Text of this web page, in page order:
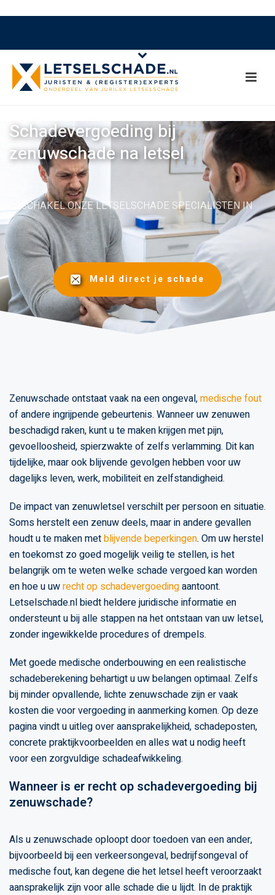
Schadevergoeding bij
zenuwschade na letsel
SCHAKEL ONZE LETSELSCHADE SPECIALISTEN IN.
Meld direct je schade
Zenuwschade ontstaat vaak na een ongeval,medische fout
of andere ingrijpende gebeurtenis. Wanneer uw zenuwen
beschadigd raken, kunt u te maken krijgen met pijn,
gevoelloosheid, spierzwakte of zelfs verlamming. Dit kan
tijdelijke, maar ook blijvende gevolgen hebben voor uw
dagelijks leven, werk, mobiliteit en zelfstandigheid.
De impact van zenuwletsel verschilt per persoon en situatie.
Soms herstelt een zenuw deels, maar in andere gevallen
houdt u te maken metblijvende beperkingen. Om uw herstel
en toekomst zo goed mogelijk veilig te stellen, is het
belangrijk om te weten welke schade vergoed kan worden
en hoe u uwrecht op schadevergoedingaantoont.
Letselschade.nl biedt heldere juridische informatie en
ondersteunt u bij alle stappen na het ontstaan van uw letsel,
zonder ingewikkelde procedures of drempels.
Met goede medische onderbouwing en een realistische
schadeberekening behartigt u uw belangen optimaal. Zelfs
bij minder opvallende, lichte zenuwschade zijn er vaak
kosten die voor vergoeding in aanmerking komen. Op deze
pagina vindt u uitleg over aansprakelijkheid, schadeposten,
concrete praktijkvoorbeelden en alles wat u nodig heeft
voor een zorgvuldige schadeafwikkeling.
Wanneer is er recht op schadevergoeding bij
zenuwschade?
Als u zenuwschade oploopt door toedoen van een ander,
bijvoorbeeld bij een verkeersongeval, bedrijfsongeval of
medische fout, kan degene die het letsel heeft veroorzaakt
aansprakelijk zijn voor alle schade die u lijdt. In de praktijk